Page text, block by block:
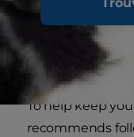
critical to your
condition is
feeding amount
To help keep
recommends